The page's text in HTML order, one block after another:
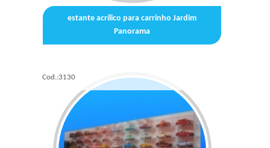
estante acrílico para carrinho Jardim
Panorama
Cod.:3130